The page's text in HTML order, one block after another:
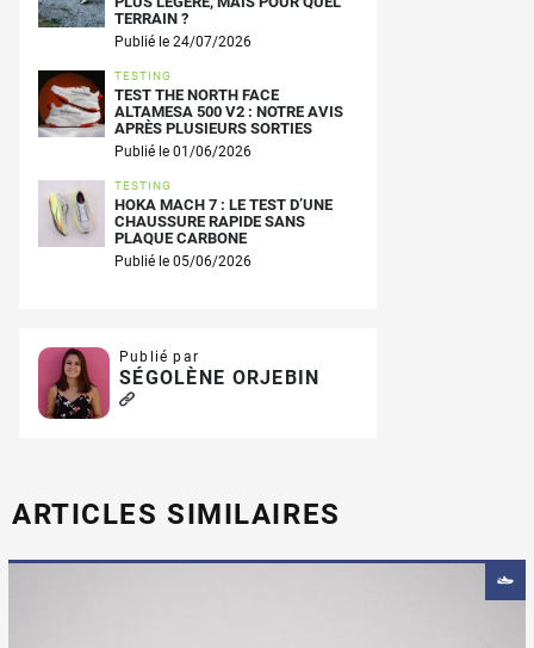
TERRAIN ?
Publié le 24/07/2026
TESTING
TEST THE NORTH FACE
ALTAMESA 500 V2 : NOTRE AVIS
APRÈS PLUSIEURS SORTIES
Publié le 01/06/2026
TESTING
HOKA MACH 7 : LE TEST D’UNE
CHAUSSURE RAPIDE SANS
PLAQUE CARBONE
Publié le 05/06/2026
Publié par
SÉGOLÈNE ORJEBIN
ARTICLES SIMILAIRES